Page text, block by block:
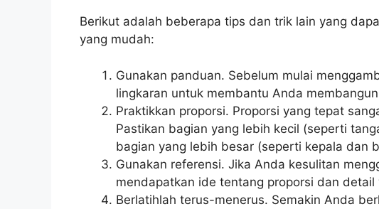
Berikut adalah beberapa tips dan trik lain yang
yang mudah:
Gunakan panduan. Sebelum mulai
lingkaran untuk membantu Anda
Praktikkan proporsi. Proporsi yang tepat
Pastikan bagian yang lebih kecil (seperti
bagian yang lebih besar (seperti kepala dan
Gunakan referensi. Jika Anda kesulitan
mendapatkan ide tentang proporsi dan
Berlatihlah terus-menerus. Semakin Anda